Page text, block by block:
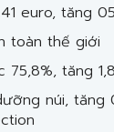
euro, tăng
toàn thế giới
tăng
núi,